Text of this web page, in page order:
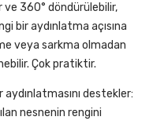
ve 360° döndürülebilir,
bir aydınlatma açısına
veya sarkma olmadan
Çok pratiktir.
destekler:
nesnenin rengini